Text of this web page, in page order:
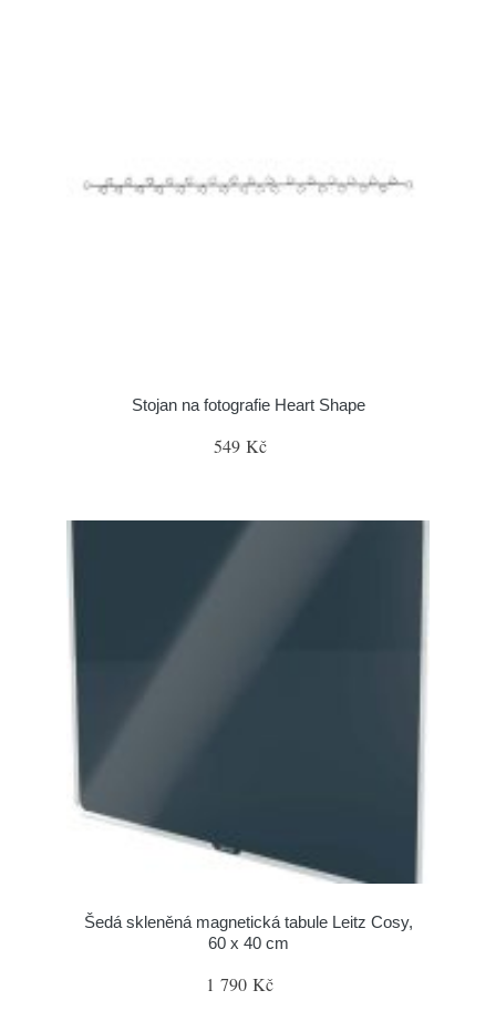
Stojan na fotografie Heart Shape
549 Kč
Šedá skleněná magnetická tabule Leitz Cosy,
60 x 40 cm
1 790 Kč